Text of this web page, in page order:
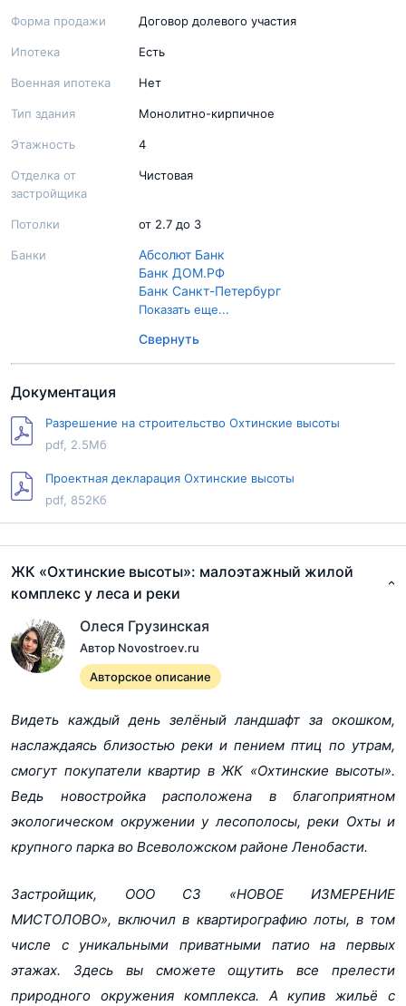
Форма продажи Договор долевого участия
Ипотека Есть
Военная ипотека Нет
Тип здания Монолитно-кирпичное
Этажность 4
Отделка от
застройщика
Чистовая
Потолки от 2.7 до 3
Банки
Абсолют Банк
Банк ДОМ.РФ
Банк Санкт-Петербург
Сбер Банк
ВТБ
Показать еще...
Свернуть
Документация
Разрешение на строительство Охтинские высоты
pdf, 2.5Мб
Проектная декларация Охтинские высоты
pdf, 852Кб
ЖК «Охтинские высоты»: малоэтажный жилой
комплекс у леса и реки
Олеся Грузинская
Автор Novostroev.ru
Авторское описание
Видеть каждый день зелёный ландшафт за окошком,
наслаждаясь близостью реки и пением птиц по утрам,
смогут покупатели квартир в ЖК «Охтинские высоты».
Ведь новостройка расположена в благоприятном
экологическом окружении у лесополосы, реки Охты и
крупного парка во Всеволожском районе Ленобасти.
Застройщик, ООО СЗ «НОВОЕ ИЗМЕРЕНИЕ
МИСТОЛОВО», включил в квартирографию лоты, в том
числе с уникальными приватными патио на первых
этажах. Здесь вы сможете ощутить все прелести
природного окружения комплекса. А купив жильё с